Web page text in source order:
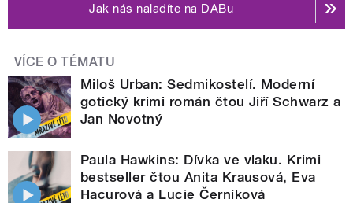
Jak nás naladíte na DABu
VÍCE O TÉMATU
Miloš Urban: Sedmikostelí. Moderní
gotický krimi román čtou Jiří Schwarz a
Jan Novotný
Paula Hawkins: Dívka ve vlaku. Krimi
bestseller čtou Anita Krausová, Eva
Hacurová a Lucie Černíková